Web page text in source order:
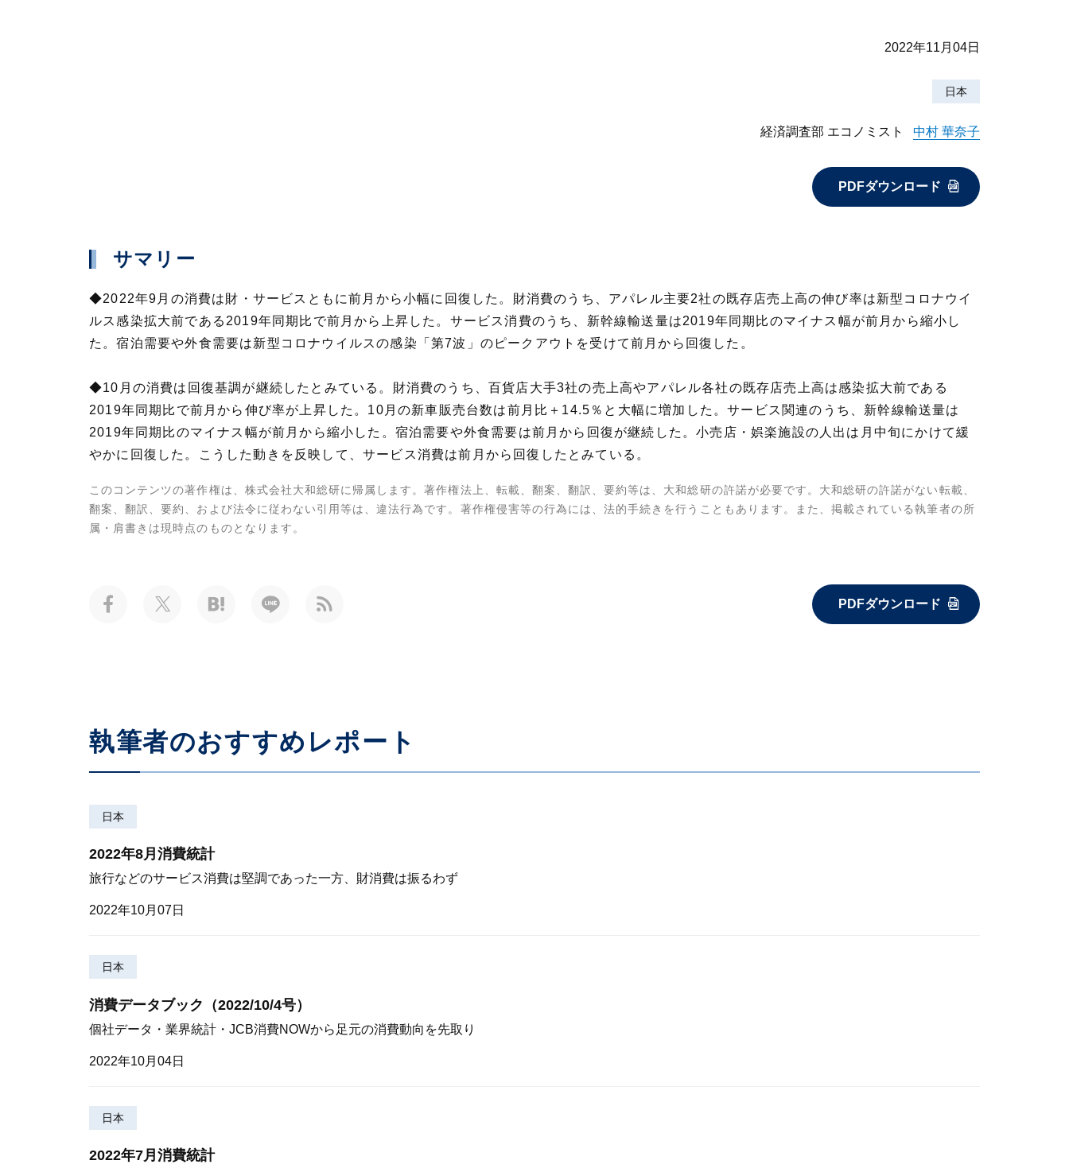
2022年11月04日
日本
経済調査部 エコノミスト 中村 華奈子
PDFダウンロード
サマリー
◆2022年9月の消費は財・サービスともに前月から小幅に回復した。財消費のうち、アパレル主要2社の既存店売上高の伸び率は新型コロナウイ
ルス感染拡大前である2019年同期比で前月から上昇した。サービス消費のうち、新幹線輸送量は2019年同期比のマイナス幅が前月から縮小し
た。宿泊需要や外食需要は新型コロナウイルスの感染「第7波」のピークアウトを受けて前月から回復した。
◆10月の消費は回復基調が継続したとみている。財消費のうち、百貨店大手3社の売上高やアパレル各社の既存店売上高は感染拡大前である
2019年同期比で前月から伸び率が上昇した。10月の新車販売台数は前月比＋14.5％と大幅に増加した。サービス関連のうち、新幹線輸送量は
2019年同期比のマイナス幅が前月から縮小した。宿泊需要や外食需要は前月から回復が継続した。小売店・娯楽施設の人出は月中旬にかけて緩
やかに回復した。こうした動きを反映して、サービス消費は前月から回復したとみている。
このコンテンツの著作権は、株式会社大和総研に帰属します。著作権法上、転載、翻案、翻訳、要約等は、大和総研の許諾が必要です。大和総研の許諾がない転載、
翻案、翻訳、要約、および法令に従わない引用等は、違法行為です。著作権侵害等の行為には、法的手続きを行うこともあります。また、掲載されている執筆者の所
属・肩書きは現時点のものとなります。
PDFダウンロード
執筆者のおすすめレポート
日本
2022年8月消費統計
旅行などのサービス消費は堅調であった一方、財消費は振るわず
2022年10月07日
日本
消費データブック（2022/10/4号）
個社データ・業界統計・JCB消費NOWから足元の消費動向を先取り
2022年10月04日
日本
2022年7月消費統計